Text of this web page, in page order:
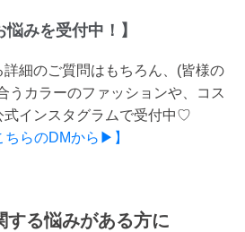
悩みを受付中！】
細のご質問はもちろん、(皆様の
うカラーのファッションや、コス
式インスタグラムで受付中♡
ちらのDMから▶】
する悩みがある方に